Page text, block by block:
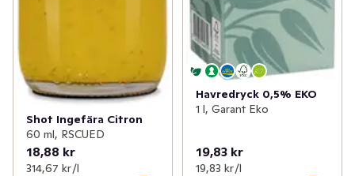
Shot Ingefära Citron
60 ml, RSCUED
18,88 kr
314,67 kr /l
Havredryck 0,5% EKO
1 l, Garant Eko
19,83 kr
19,83 kr /l